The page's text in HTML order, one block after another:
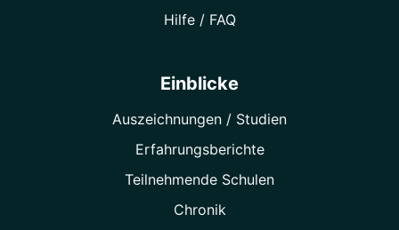
Hilfe / FAQ
Einblicke
Auszeichnungen / Studien
Erfahrungsberichte
Teilnehmende Schulen
Chronik